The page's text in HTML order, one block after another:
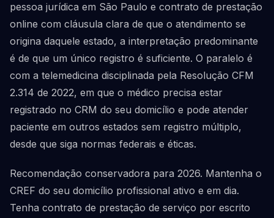
pessoa jurídica em São Paulo e contrato de prestação
online com cláusula clara de que o atendimento se
origina daquele estado, a interpretação predominante
é de que um único registro é suficiente. O paralelo é
com a telemedicina disciplinada pela Resolução CFM
2.314 de 2022, em que o médico precisa estar
registrado no CRM do seu domicílio e pode atender
paciente em outros estados sem registro múltiplo,
desde que siga normas federais e éticas.
Recomendação conservadora para 2026. Mantenha o
CREF do seu domicílio profissional ativo e em dia.
Tenha contrato de prestação de serviço por escrito